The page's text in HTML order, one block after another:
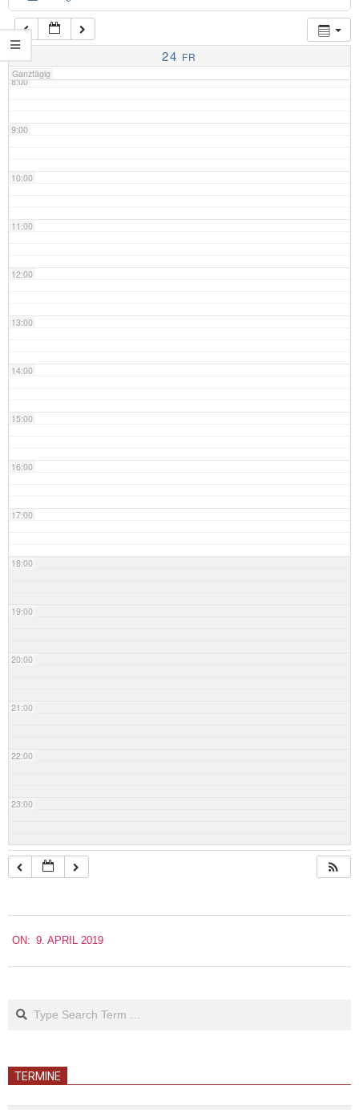
24 FR
Ganztägig
7:00
8:00
9:00
10:00
11:00
12:00
13:00
14:00
15:00
16:00
17:00
18:00
19:00
20:00
21:00
22:00
23:00
04-
09
ON: 9. APRIL 2019
TERMINE